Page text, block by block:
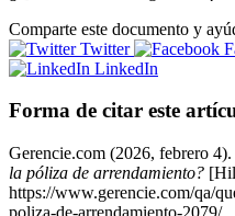
Comparte este documento y
Twitter
LinkedIn
Forma de citar este
Gerencie.com (2026, febrero 4).
la póliza de arrendamiento?
https://www.gerencie.com/qa/